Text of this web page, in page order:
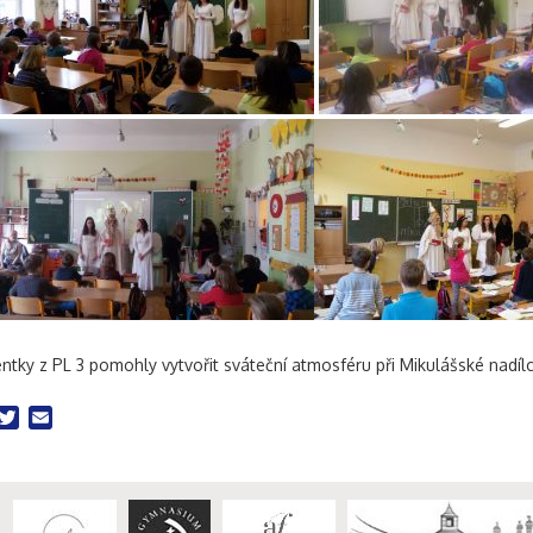
z PL 3 pomohly vytvořit sváteční atmosféru při Mikulášské
Twitter